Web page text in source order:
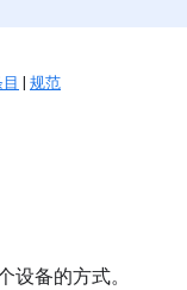
| 规范
设备的方式。